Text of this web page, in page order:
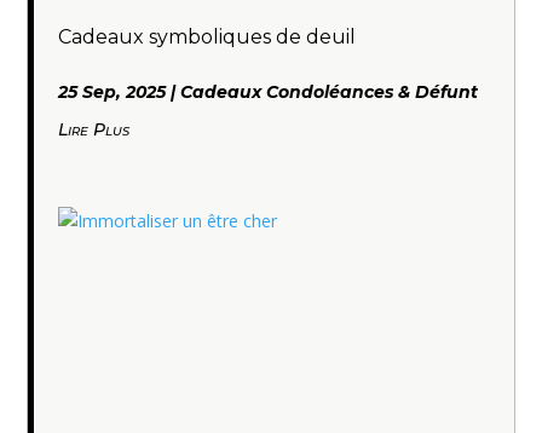
Cadeaux symboliques de deuil
25 Sep, 2025|Cadeaux Condoléances & Défunt
Lire Plus